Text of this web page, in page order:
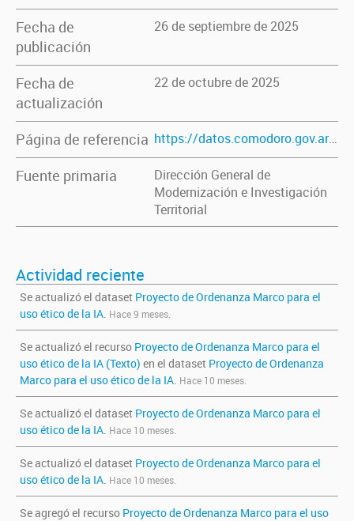
Fecha de
publicación
26 de septiembre de 2025
Fecha de
actualización
22 de octubre de 2025
Página de referencia https://datos.comodoro.gov.ar/dataset/proyecto-de-ordenanza-marco-para-el-uso-etico-de-la-ia
Fuente primaria
Dirección General de
Modernización e Investigación
Territorial
Actividad reciente
Se actualizó el dataset Proyecto de Ordenanza Marco para el
uso ético de la IA. Hace 9 meses.
Se actualizó el recurso Proyecto de Ordenanza Marco para el
uso ético de la IA (Texto) en el dataset Proyecto de Ordenanza
Marco para el uso ético de la IA. Hace 10 meses.
Se actualizó el dataset Proyecto de Ordenanza Marco para el
uso ético de la IA. Hace 10 meses.
Se actualizó el dataset Proyecto de Ordenanza Marco para el
uso ético de la IA. Hace 10 meses.
Se agregó el recurso Proyecto de Ordenanza Marco para el uso